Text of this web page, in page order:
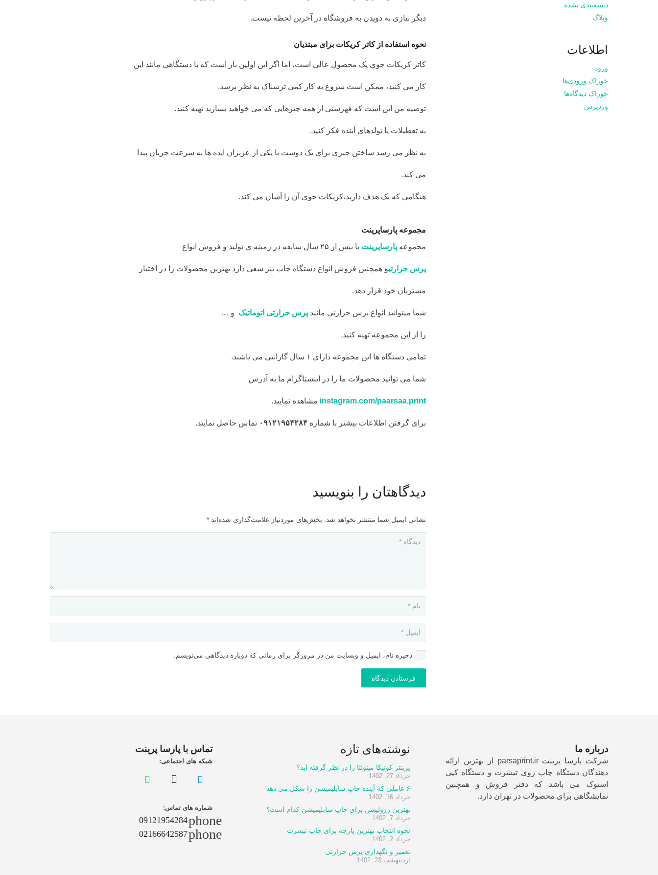
دیگر نیازی به دویدن به فروشگاه در آخرین لحظه نیست.
نحوه استفاده ازکاتر کریکات برای مبتدیان
کاتر کریکات جوی یک محصول عالی است، اما اگر این اولین بار است که با دستگاهی مانند این
کار می کنید، ممکن است شروع به کار کمی ترسناک به نظر برسد.
توصیه من این است که فهرستی از همه چیزهایی که می خواهید بسازید تهیه کنید.
به تعطیلات یا تولدهای آینده فکر کنید.
به نظر می رسد ساختن چیزی برای یک دوست یا یکی از عزیزان ایده ها به سرعت جریان پیدا
می کند.
هنگامی که یک هدف دارید،کریکات جوی آن را آسان می کند.
مجموعه پارساپرینت
مجموعهپارساپرینت با بیش از ۲۵ سال سابقه در زمینه ی تولید و فروش انواع
پرس حرارتیو همچنین فروش انواع دستگاه چاپ بنر سعی دارد بهترین محصولات را در اختیار
مشتریان خود قرار دهد.
شما میتوانید انواع پرس حرارتی مانندپرس حرارتی اتوماتیک و …
را از این مجموعه تهیه کنید.
تمامی دستگاه ها این مجموعه دارای ۱ سال گارانتی می باشند.
شما می توانید محصولات ما را در اینستاگرام ما به آدرس
instagram.com/paarsaa.print مشاهده نمایید.
برای گرفتن اطلاعات بیشتر با شماره۰۹۱۲۱۹۵۴۲۸۴ تماس حاصل نمایید.
دیدگاهتان را بنویسید
نشانی ایمیل شما منتشر نخواهد شد. بخش‌های موردنیاز علامت‌گذاری شده‌اند*
ذخیره نام، ایمیل و وبسایت من در مرورگر برای زمانی که دوباره دیدگاهی می‌نویسم.
فرستادن دیدگاه
دسته‌بندی نشده
وبلاگ
اطلاعات
ورود
خوراک ورودی‌ها
خوراک دیدگاه‌ها
وردپرس
درباره ما
شرکت پارسا پرینت parsaprint.ir از بهترین ارائه
دهندگان دستگاه چاپ روی تیشرت و دستگاه کپی
استوک می باشد که دفتر فروش و همچنین
نمایشگاهی برای محصولات در تهران دارد.
نوشته‌های تازه
پرینتر کونیکا مینولتا را در نظر گرفته اید؟
خرداد 27, 1402
۶ عاملی که آینده چاپ سابلیمیشن را شکل می دهد
خرداد 16, 1402
بهترین رزولیشن برای چاپ سابلیمیشن کدام است؟
خرداد 7, 1402
نحوه انتخاب بهترین پارچه برای چاپ تیشرت
خرداد 2, 1402
تعمیر و نگهداری پرس حرارتی
اردیبهشت 23, 1402
تماس با پارسا پرینت
شبکه های اجتماعی:
شماره های تماس:
phone
09121954284
phone
02166642587